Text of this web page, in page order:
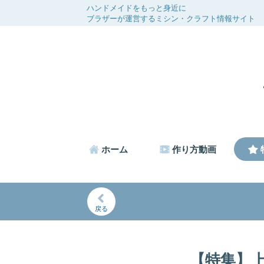
ハンドメイドをもっと身近に
ブラザーが運営するミシン・クラフト情報サイト
ホーム 作り方動画
戻る
【特集